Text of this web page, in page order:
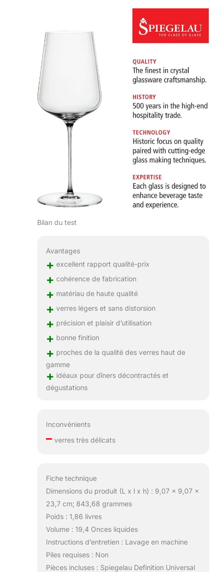
Bilan du test
Avantages
+ excellent rapport qualité-prix
+ cohérence de fabrication
+ matériau de haute qualité
+ verres légers et sans distorsion
+ précision et plaisir d’utilisation
+ bonne finition
+ proches de la qualité des verres haut de
gamme
+ idéaux pour dîners décontractés et
dégustations
Inconvénients
–verres très délicats
Fiche technique
Dimensions du produit (L x l x h) : 9,07 x 9,07 x
23,7 cm; 843,68 grammes
Poids : 1,86 livres
Volume : 19,4 Onces liquides
Instructions d’entretien : Lavage en machine
Piles requises : Non
Pièces incluses : Spiegelau Definition Universal